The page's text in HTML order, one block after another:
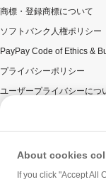
商標・登録商標について
ソフトバンク人権ポリシー
PayPay Code of Ethics &
プライバシーポリシー
ユーザープライバシーにつ
ウェブサイト利用規約
反社会的勢力に対する方針
勧誘方針
About cookies
If you click "Accept All